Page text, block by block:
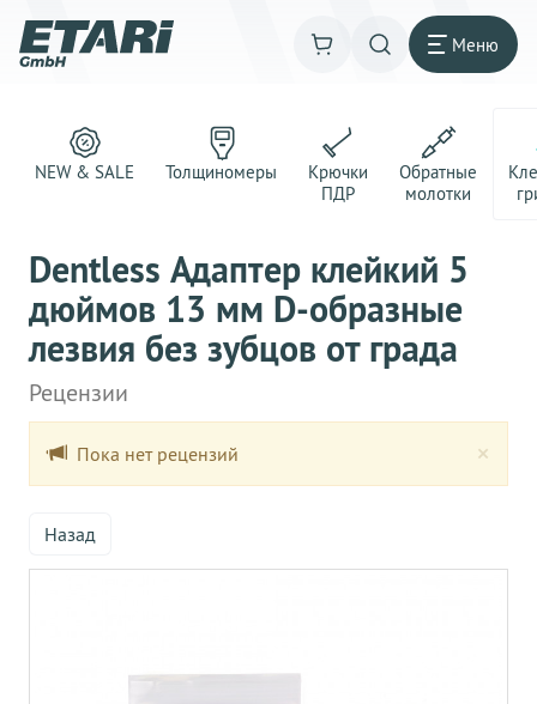
Меню
NEW & SALE Толщиномеры
Крючки
ПДР
Обратные
молотки
Dentless Адаптер клейкий 5
дюймов 13 мм D-образные
лезвия без зубцов от града
Рецензии
×
Пока нет рецензий
Назад